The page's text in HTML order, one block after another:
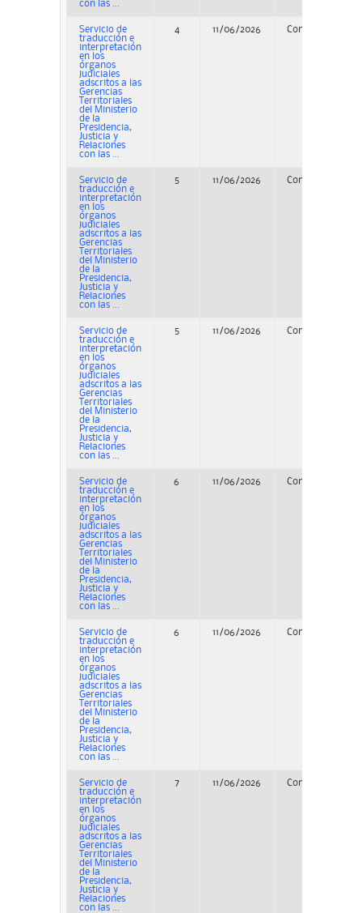
con las ...
Servicio de
traducción e
interpretación
en los
órganos
judiciales
adscritos a las
Gerencias
Territoriales
del Ministerio
de la
Presidencia,
Justicia y
Relaciones
con las ...
4 11/06/2026 Concurso
Servicio de
traducción e
interpretación
en los
órganos
judiciales
adscritos a las
Gerencias
Territoriales
del Ministerio
de la
Presidencia,
Justicia y
Relaciones
con las ...
5 11/06/2026 Concurso
Servicio de
traducción e
interpretación
en los
órganos
judiciales
adscritos a las
Gerencias
Territoriales
del Ministerio
de la
Presidencia,
Justicia y
Relaciones
con las ...
5 11/06/2026 Concurso
Servicio de
traducción e
interpretación
en los
órganos
judiciales
adscritos a las
Gerencias
Territoriales
del Ministerio
de la
Presidencia,
Justicia y
Relaciones
con las ...
6 11/06/2026 Concurso
Servicio de
traducción e
interpretación
en los
órganos
judiciales
adscritos a las
Gerencias
Territoriales
del Ministerio
de la
Presidencia,
Justicia y
Relaciones
con las ...
6 11/06/2026 Concurso
Servicio de
traducción e
interpretación
en los
órganos
judiciales
adscritos a las
Gerencias
Territoriales
del Ministerio
de la
Presidencia,
Justicia y
Relaciones
con las ...
7 11/06/2026 Concurso